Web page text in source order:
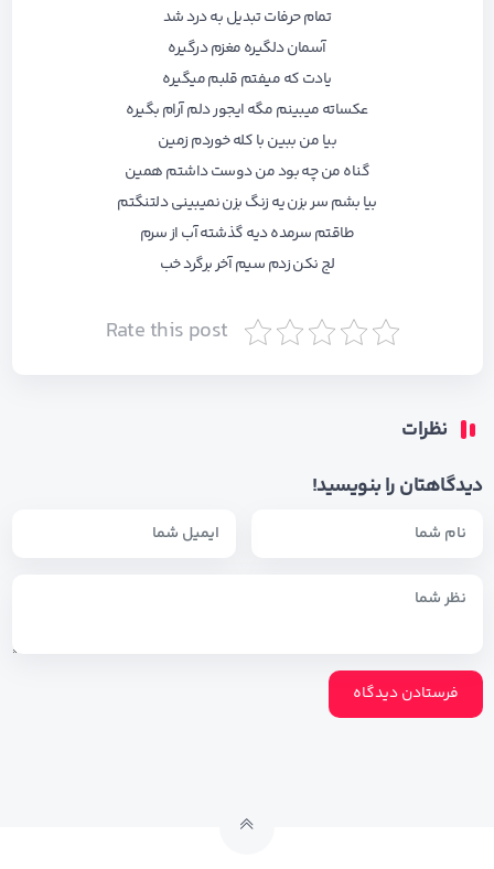
ﺗﻤﺎم ﺣﺮﻓﺎت ﺗﺒﺪﻳﻞ ﺑﻪ درد ﺷﺪ
آﺳﻤﺎن دﻟﮕﻴﺮه ﻣﻐﺰم درﮔﻴﺮه
ﻳﺎدت ﻛﻪ ﻣﻴﻔﺘﻢ ﻗﻠﺒﻢ ﻣﻴﮕﻴﺮه
ﻋﻜﺴﺎﺗﻪ ﻣﻴﺒﻴﻨﻢ ﻣﮕﻪ اﻳﺠﻮر دﻟﻢ آرام ﺑﮕﻴﺮه
ﺑﻴﺎ ﻣﻦ ﺑﺒﻴﻦ ﺑﺎ ﻛﻠﻪ ﺧﻮردم زﻣﻴﻦ
ﮔﻨﺎه ﻣﻦ ﭼﻪ ﺑﻮد ﻣﻦ دوﺳﺖ داﺷﺘﻢ ﻫﻤﻴﻦ
ﺑﻴﺎ ﺑﺸﻢ ﺳﺮ ﺑﺰن ﻳﻪ زﻧﮓ ﺑﺰن ﻧﻤﻴﺒﻴﻨﻰ دﻟﺘﻨﮕﺘﻢ
ﻃﺎﻗﺘﻢ ﺳﺮﻣﺪه دﻳﻪ ﮔﺬﺷﺘﻪ آب از ﺳﺮم
ﻟﺞ ﻧﻜﻦ زدم ﺳﻴﻢ آﺧﺮ ﺑﺮﮔﺮد ﺧﺐ
Rate this post
نظرات
دیدگاهتان را بنویسید!